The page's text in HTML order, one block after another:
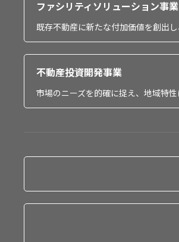
ファシリティソリューション事業
既存不動産に新たな付加価値を創出
不動産投資開発事業
市場のニーズを的確に捉え、地域特